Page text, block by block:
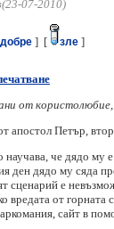
07-2010)
добре ] [ зле ]
от
апостол Петър,
че дядо му
ден дядо му сяда
сценарий е
вредата от горната
сайт в